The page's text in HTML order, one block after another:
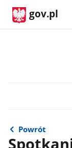
gov.pl
Powrót